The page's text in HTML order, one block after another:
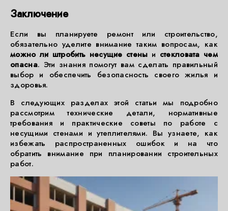
Заключение
Если вы планируете ремонт или строительство,
обязательно уделите внимание таким вопросам, как
можно ли штробить несущие стены и стекловата чем
опасна. Эти знания помогут вам сделать правильный
выбор и обеспечить безопасность своего жилья и
здоровья.
В следующих разделах этой статьи мы подробно
рассмотрим технические детали, нормативные
требования и практические советы по работе с
несущими стенами и утеплителями. Вы узнаете, как
избежать распространенных ошибок и на что
обратить внимание при планировании строительных
работ.